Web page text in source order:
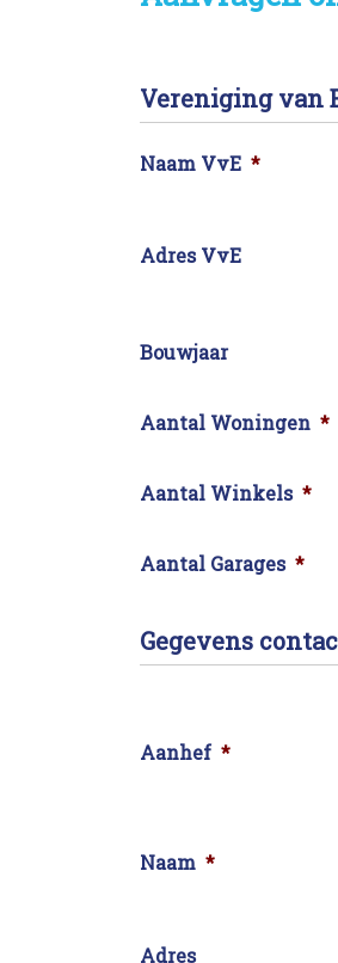
Vereniging van
Naam VvE *
Adres VvE
Bouwjaar
Aantal Woningen *
Aantal Winkels *
Aantal Garages *
Gegevens
Aanhef *
Naam *
Adres